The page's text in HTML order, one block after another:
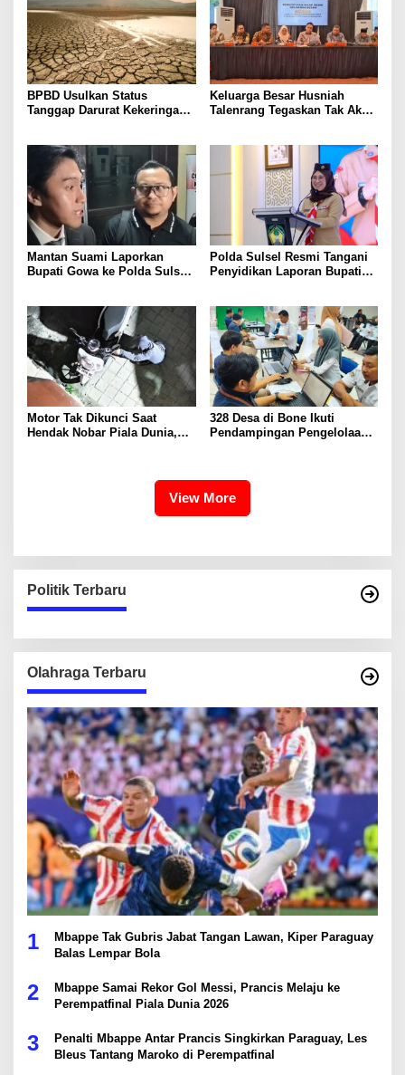
BPBD Usulkan Status
Tanggap Darurat Kekeringan
Keluarga Besar Husniah
Talenrang Tegaskan Tak Akan
Mantan Suami Laporkan
Bupati Gowa ke Polda Sulsel,
Polda Sulsel Resmi Tangani
Penyidikan Laporan Bupati
Motor Tak Dikunci Saat
Hendak Nobar Piala Dunia,
328 Desa di Bone Ikuti
Pendampingan Pengelolaan
View More
Politik Terbaru
Olahraga Terbaru
1
Mbappe Tak Gubris Jabat Tangan Lawan, Kiper Paraguay
Balas Lempar Bola
2
Mbappe Samai Rekor Gol Messi, Prancis Melaju ke
Perempatfinal Piala Dunia 2026
3
Penalti Mbappe Antar Prancis Singkirkan Paraguay, Les
Bleus Tantang Maroko di Perempatfinal